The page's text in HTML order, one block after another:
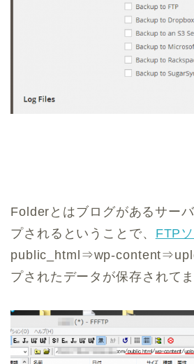
Folderとはブログがあるサー
プされるということで、 FTP
public_html⇒wp-
プされたデータが保存されてま